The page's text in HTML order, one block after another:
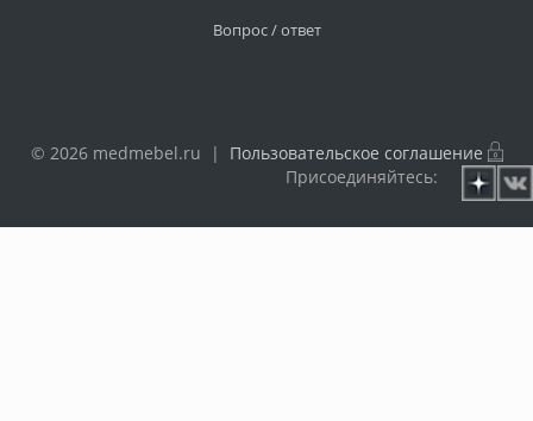
Вопрос / ответ
© 2026 medmebel.ru | Пользовательское соглашение
Присоединяйтесь: